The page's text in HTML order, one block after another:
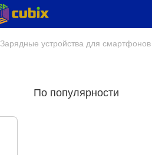
Зарядные устройства для
По популярности